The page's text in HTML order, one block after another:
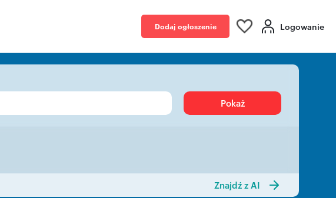
Dodaj ogłoszenie Logowanie
Pokaż
Znajdź z AI